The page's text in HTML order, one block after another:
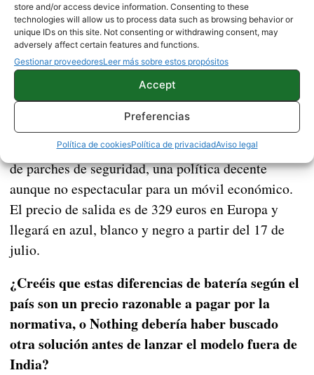
store and/or access device information. Consenting to these
technologies will allow us to process data such as browsing behavior or
unique IDs on this site. Not consenting or withdrawing consent, may
adversely affect certain features and functions.
Gestionar proveedoresLeer más sobre estos propósitos
Accept
Preferencias
Política de cookiesPolítica de privacidadAviso legal
En fotografía, el Phone (4b) apuesta por un sensor
principal de50 MPy uno ultra gran angular de 8
MP con 119 grados de campo de visión, más una
cámara frontal de 16 MP. No son cifras para
presumir, pero deberían cumplir sin sobresaltos.
En software correNothing OS 4.1 sobre Android
, con tres años de actualizaciones mayores y seis
de parches de seguridad, una política decente
aunque no espectacular para un móvil económico.
El precio de salida es de 329 euros en Europa y
llegará en azul, blanco y negro a partir del 17 de
julio.
¿Creéis que estas diferencias de batería según el
país son un precio razonable a pagar por la
normativa, o Nothing debería haber buscado
otra solución antes de lanzar el modelo fuera de
India?